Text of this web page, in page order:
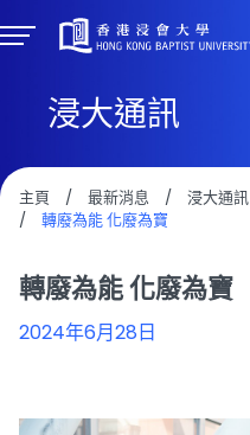
浸大通訊
主頁 / 最新消息 / 浸大通訊
/
轉廢為能 化廢為寶
轉廢為能 化廢為寶
2024年6月28日